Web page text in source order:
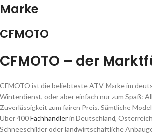
Marke
CFMOTO
CFMOTO – der
CFMOTO ist die beliebteste ATV-Marke im
Winterdienst, oder aber einfach nur zum Spaß:
Zuverlässigkeit zum fairen Preis. Sämtliche
Über 400Fachhändlerin Deutschland,
Schneeschilder oder landwirtschaftliche